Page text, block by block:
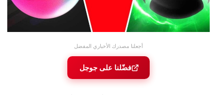
أجعلنا مصدرك الأخباري المفضل
فضّلنا على جوجل